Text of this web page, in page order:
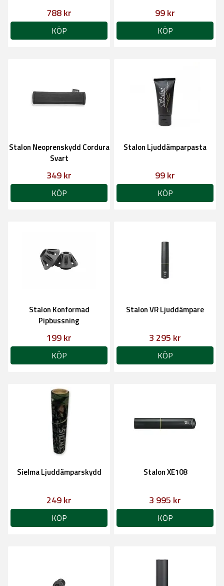
788 kr
KÖP
99 kr
KÖP
Stalon Neoprenskydd Cordura
Svart
349 kr
KÖP
Stalon Ljuddämparpasta
99 kr
KÖP
Stalon Konformad
Pipbussning
199 kr
KÖP
Stalon VR Ljuddämpare
3 295 kr
KÖP
Sielma Ljuddämparskydd
249 kr
KÖP
Stalon XE108
3 995 kr
KÖP